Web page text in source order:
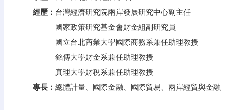
經歷： 台灣經濟研究院兩岸發展研究中心副主任
國家政策研究基金會財金組副研究員
國立台北商業大學國際商務系兼任助理教授
銘傳大學財金系兼任助理教授
真理大學財稅系兼任助理教授
專長： 總體計量、國際金融、國際貿易、兩岸經貿與金融